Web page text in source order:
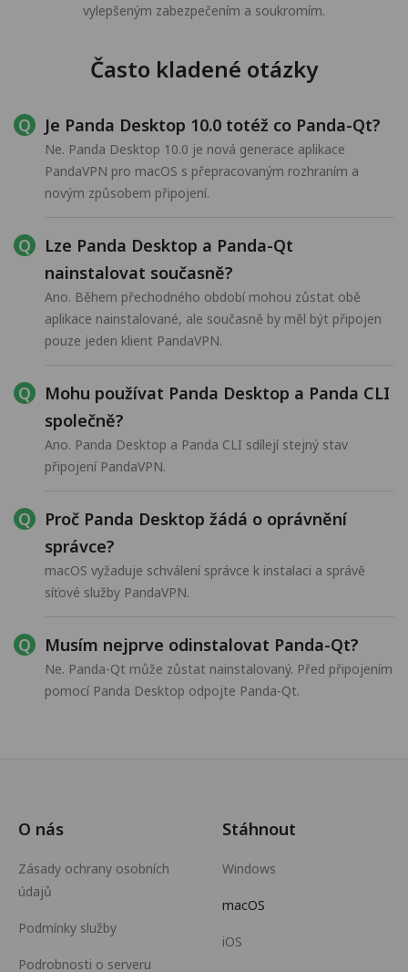
vylepšeným zabezpečením a soukromím.
Často kladené otázky
Je Panda Desktop 10.0 totéž co Panda-Qt?
Ne. Panda Desktop 10.0 je nová generace aplikace
PandaVPN pro macOS s přepracovaným rozhraním a
novým způsobem připojení.
Lze Panda Desktop a Panda-Qt
nainstalovat současně?
Ano. Během přechodného období mohou zůstat obě
aplikace nainstalované, ale současně by měl být připojen
pouze jeden klient PandaVPN.
Mohu používat Panda Desktop a Panda CLI
společně?
Ano. Panda Desktop a Panda CLI sdílejí stejný stav
připojení PandaVPN.
Proč Panda Desktop žádá o oprávnění
správce?
macOS vyžaduje schválení správce k instalaci a správě
síťové služby PandaVPN.
Musím nejprve odinstalovat Panda-Qt?
Ne. Panda-Qt může zůstat nainstalovaný. Před připojením
pomocí Panda Desktop odpojte Panda-Qt.
O nás
Zásady ochrany osobních
údajů
Podmínky služby
Podrobnosti o serveru
Stáhnout
Windows
macOS
iOS